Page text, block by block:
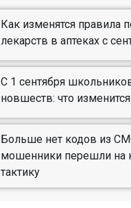
Как изменятся правила
лекарств в аптеках с
С 1 сентября
новшеств: что изменится
Больше нет кодов из
мошенники перешли на
тактику